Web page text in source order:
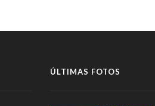
ÚLTIMAS FOTOS